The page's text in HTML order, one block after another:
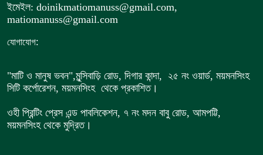
ইমেইল: doinikmatiomanuss@gmail.com,
matiomanuss@gmail.com
যোগাযোগ:
"মাটি ও মানুষ ভবন",মুন্সিবাড়ি রোড, দিগার কান্দা, ২৫ নং ওয়ার্ড, ময়মনসিংহ
সিটি কর্পোরেশন, ময়মনসিংহ থেকে প্রকাশিত।
ওহী প্রিন্টিং প্রেস এন্ড পাবলিকেশন, ৭ নং মদন বাবু রোড, আমপট্টি,
ময়মনসিংহ থেকে মুদ্রিত।